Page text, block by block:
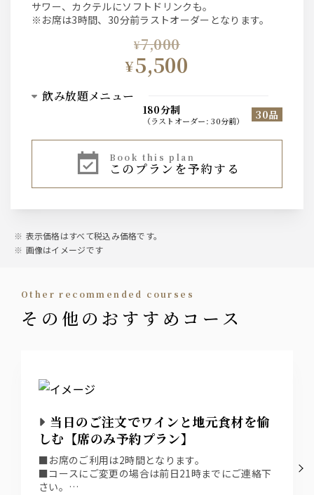
サワー、カクテルにソフトドリンクも。
※お席は3時間、30分前ラストオーダーとなります。
¥7,000
¥5,500
飲み放題メニュー
180分制
（ ラストオーダー:30分前） 30品
赤ワイン、白ワイン、ロゼ 計7種
ア
カシス、ライチ、ピーチ、ジン、梅酒
（飲み方は様々…ジントニック、梅酒ソーダ、カシスオレ
ンジ、ライチグレープフルーツなどなど）
ハイボール、ジンジャーハイボール、水割りなど
サワー
ウーロンハイ、レモンサワー、グレープフルーツサワー、
アールグレイハイ
book this plan
このプランを予約する
表示価格はすべて税込み価格です。
画像はイメージです
other recommended courses
その他のおすすめコース
当日のご注文でワインと地元食材を愉
しむ【席のみ予約プラン】
■お席のご利用は2時間となります。
■コースにご変更の場合は前日21時までにご連絡下
さい。